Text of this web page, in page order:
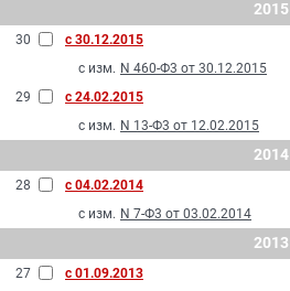
2015
30
с 30.12.2015
с изм. N 460-Ф3 от 30.12.2015
29
с 24.02.2015
с изм. N 13-Ф3 от 12.02.2015
2014
28
с 04.02.2014
с изм. N 7-Ф3 от 03.02.2014
2013
27
с 01.09.2013